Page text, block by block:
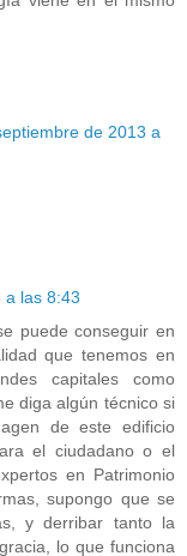
de 2013 a
a las 8:43
puede conseguir en
que tenemos en
capitales como
diga algún técnico si
de este edificio
el ciudadano o el
en Patrimonio
supongo que se
y derribar tanto la
lo que funciona